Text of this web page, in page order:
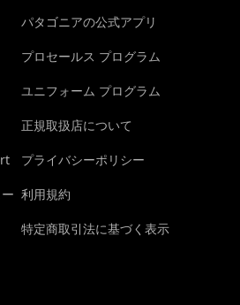
パタゴニアの公式アプリ
プロセールス プログラム
ユニフォーム プログラム
正規取扱店について
プライバシーポリシー
利用規約
特定商取引法に基づく表示